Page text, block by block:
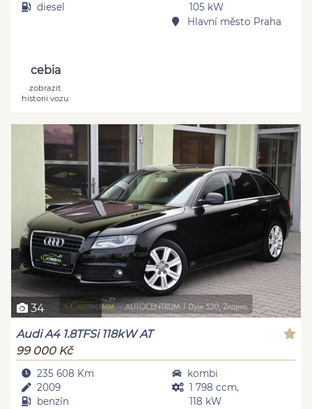
diesel
105 kW
Hlavní město Praha
cebia
zobrazit
historii vozu
34
Audi A4 1.8TFSi 118kW AT
99 000 Kč
235 608 Km
2009
benzín
kombi
1 798 ccm,
118 kW